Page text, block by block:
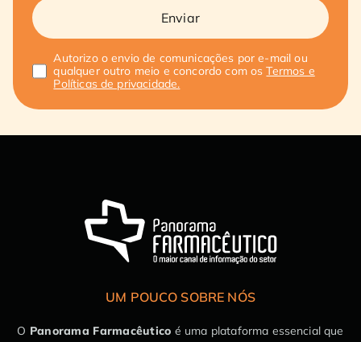
Enviar
Autorizo o envio de comunicações por e-mail ou
qualquer outro meio e concordo com osTermos e
Políticas de privacidade.
UM POUCO SOBRE NÓS
O Panorama Farmacêutico é uma plataforma essencial que